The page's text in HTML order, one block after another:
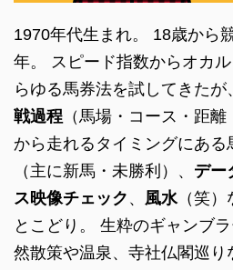
1970年代生まれ。 18歳から
年。 スピード指数からオカ
らゆる馬券法を試してきたが
戦過程 （馬場・コース・距
から走れるタイミングにある
（主に新馬・未勝利）、 デー
ス映像チェック 、 風水（笑）
とこどり。 生粋のギャンブ
然散策や温泉、寺社仏閣巡